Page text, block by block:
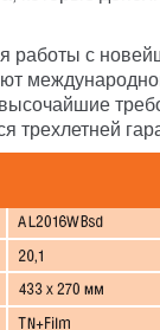
работы с
трехлетней